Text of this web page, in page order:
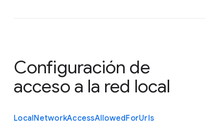
Configuración de
acceso a la red local
LocalNetworkAccessAllowedForUrls